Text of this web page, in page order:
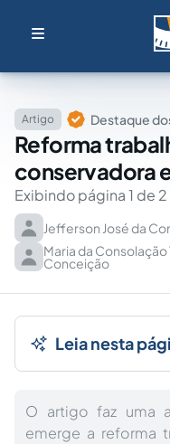
Artigo Destaque
Reforma
conservadora
Exibindo página 1 de 2
Jefferson José da
Maria da Consolação
Conceição
Leia nesta
O artigo faz uma
emerge a reforma